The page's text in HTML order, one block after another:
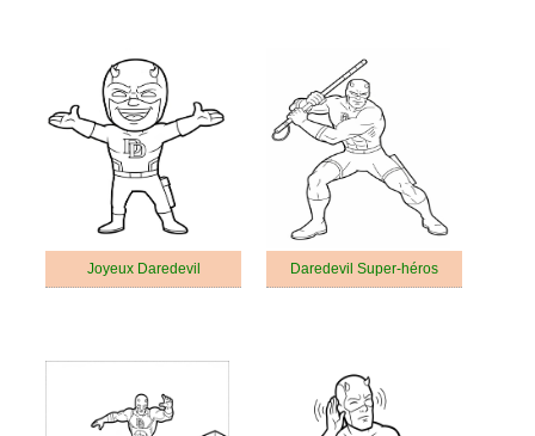
Joyeux Daredevil Daredevil Super-héros